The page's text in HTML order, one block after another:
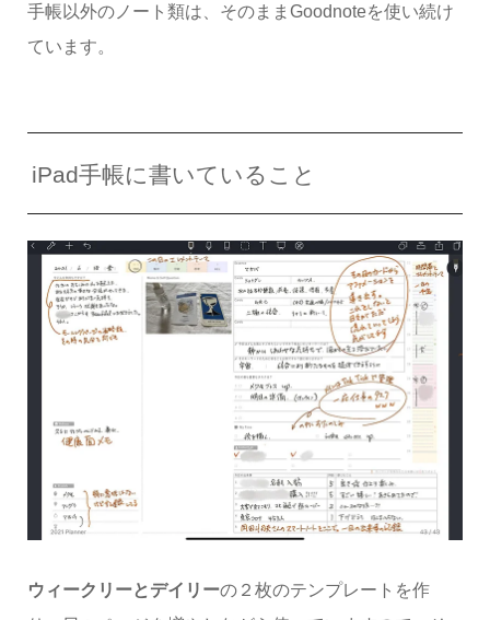
手帳以外のノート類は、そのままGoodnoteを使い続け
ています。
iPad手帳に書いていること
ウィークリーとデイリーの２枚のテンプレートを作